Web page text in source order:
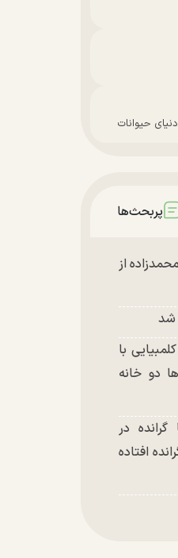
حیوانات
پربحث‌ها
از
شد
زن ۶۷ ساله کلمبیایی با
دو خانه
در
افتاده